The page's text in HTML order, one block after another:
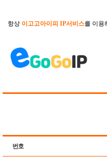
항상 이고고아이피 IP서비스를 이용
번호